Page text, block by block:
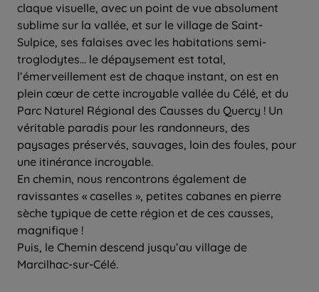
claque visuelle, avec un point de vue absolument
sublime sur la vallée, et sur le village de Saint-
Sulpice, ses falaises avec les habitations semi-
troglodytes… le dépaysement est total,
l’émerveillement est de chaque instant, on est en
plein cœur de cette incroyable vallée du Célé, et du
Parc Naturel Régional des Causses du Quercy ! Un
véritable paradis pour les randonneurs, des
paysages préservés, sauvages, loin des foules, pour
une itinérance incroyable.
En chemin, nous rencontrons également de
ravissantes « caselles », petites cabanes en pierre
sèche typique de cette région et de ces causses,
magnifique !
Puis, le Chemin descend jusqu’au village de
Marcilhac-sur-Célé.